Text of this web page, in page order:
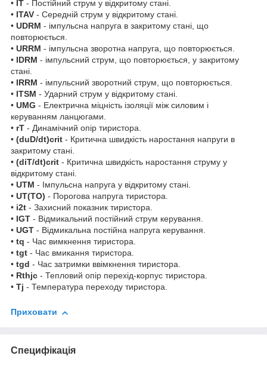
• T - Постійний струм у відкритому стані.
• ITAV - Середній струм у відкритому стані.
• UDRM - імпульсна напруга в закритому стані, що
повторюється.
• URRM - імпульсна зворотна напруга, що повторюється.
• IDRM - імпульсний струм, що повторюється, у закритому
стані.
• IRRM - імпульсний зворотний струм, що повторюється.
• ITSM - Ударний струм у відкритому стані.
• UMG - Електрична міцність ізоляції між силовим і
керуванням ланцюгами.
• rT - Динамічний опір тиристора.
• (duD/dt)crit - Критична швидкість наростання напруги в
закритому стані.
• (diT/dt)crit - Критична швидкість наростання струму у
відкритому стані.
• UTM - Імпульсна напруга у відкритому стані.
• UT(TO) - Порогова напруга тиристора.
• i2t - Захисний показник тиристора.
• IGT - Відмикальний постійний струм керування.
• UGT - Відмикальна постійна напруга керування.
• tq - Час вимкнення тиристора.
• tgt - Час вмикання тиристора.
• tgd - Час затримки ввімкнення тиристора.
• Rthjc - Тепловий опір перехід-корпус тиристора.
• Tj - Температура переходу тиристора.
Приховати
Специфікація